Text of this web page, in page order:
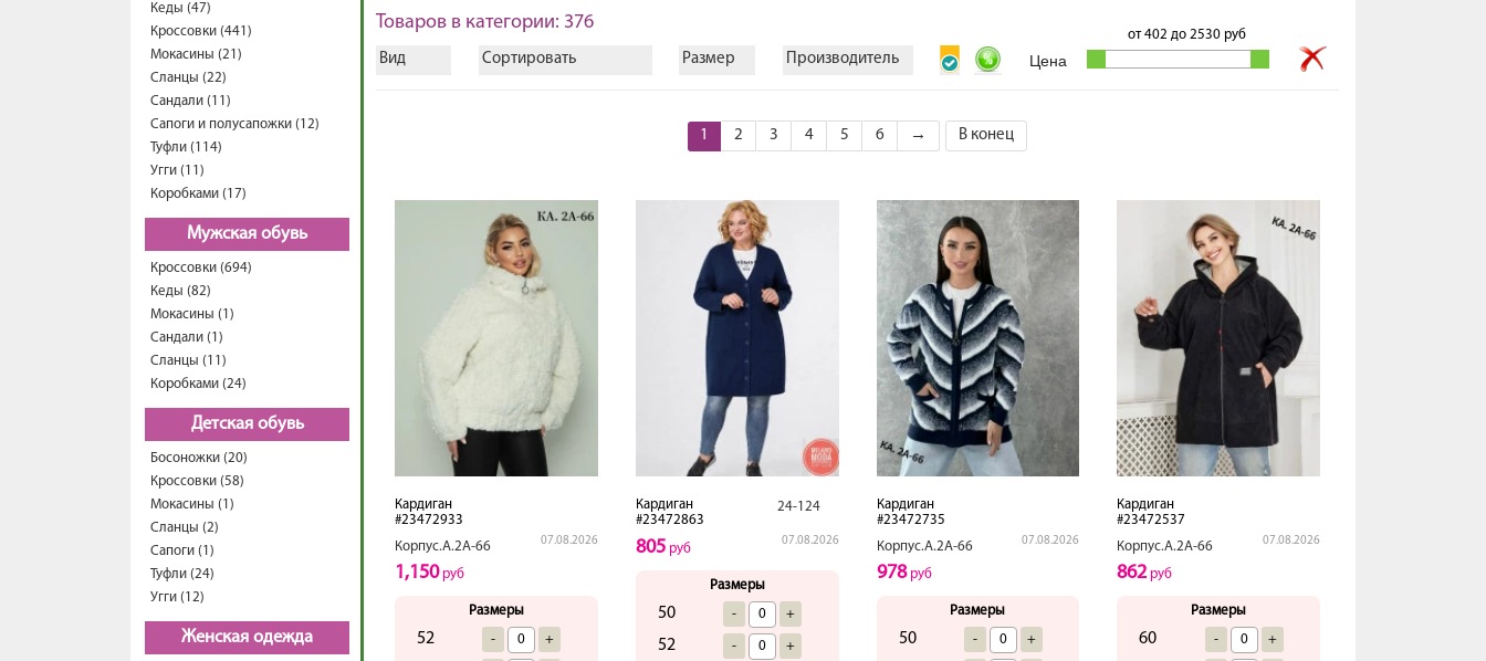
Кеды (47)
Кроссовки (441)
Мокасины (21)
Сланцы (22)
Сандали (11)
Сапоги и полусапожки (12)
Туфли (114)
Угги (11)
Коробками (17)
Мужская обувь
Кроссовки (694)
Кеды (82)
Мокасины (1)
Сандали (1)
Сланцы (11)
Коробками (24)
Детская обувь
Босоножки (20)
Кроссовки (58)
Мокасины (1)
Сланцы (2)
Сапоги (1)
Туфли (24)
Угги (12)
Женская одежда
Товаров в категории: 376
Вид Сортировать Размер Производитель
от402 до 2530 руб
1 2 3 4 5 6 → В конец
Кардиган
#23472933
Корпус.А.2А-66
07.08.2026
1,150руб
Размеры
52 - +
Кардиган
#23472863
24-124
07.08.2026
805руб
Размеры
50 - +
52 - +
Кардиган
#23472735
Корпус.А.2А-66
07.08.2026
978руб
Размеры
50 - +
Кардиган
#23472537
Корпус.А.2А-66
07.08.2026
862руб
Размеры
60 - +